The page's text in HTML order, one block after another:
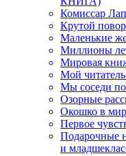
Комиссар
Крутой
Маленькие
Миллионы
Мировая
Мой
Мы соседи
Озорные
Окошко в
Первое
Подарочные
и